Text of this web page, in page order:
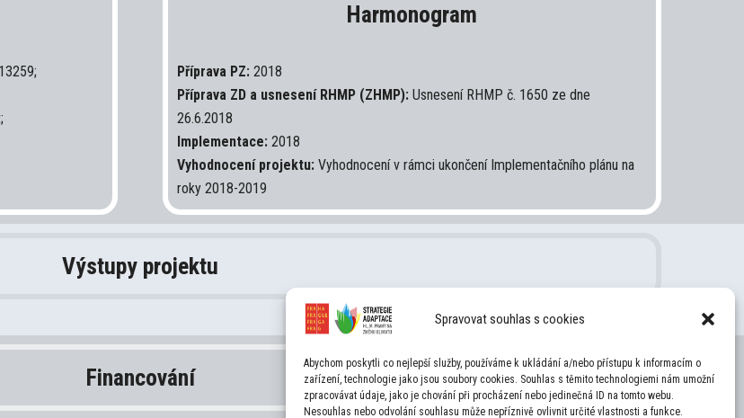
Spravovat souhlas s cookies
Abychom poskytli co nejlepší služby, používáme k ukládání a/nebo přístupu k informacím o
zařízení, technologie jako jsou soubory cookies. Souhlas s těmito technologiemi nám umožní
zpracovávat údaje, jako je chování při procházení nebo jedinečná ID na tomto webu.
Nesouhlas nebo odvolání souhlasu může nepříznivě ovlivnit určité vlastnosti a funkce.
Harmonogram
Příprava PZ: 2018
Příprava ZD a usnesení RHMP (ZHMP): Usnesení RHMP č. 1650 ze dne
26.6.2018
Implementace: 2018
Vyhodnocení projektu: Vyhodnocení v rámci ukončení Implementačního plánu na
roky 2018-2019
Výstupy projektu
Financování